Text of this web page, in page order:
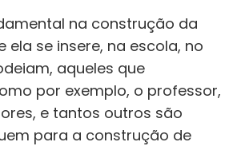
na construção da
se insere, na escola, no
aqueles que
por exemplo, o professor,
e tantos outros são
para a construção de